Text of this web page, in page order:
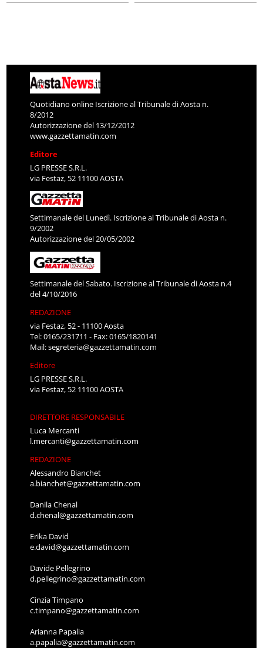
Quotidiano online Iscrizione al Tribunale di Aosta n.
8/2012
Autorizzazione del 13/12/2012
www.gazzettamatin.com
Editore
LG PRESSE S.R.L.
via Festaz, 52 11100 AOSTA
Settimanale del Lunedì. Iscrizione al Tribunale di Aosta n.
9/2002
Autorizzazione del 20/05/2002
Settimanale del Sabato. Iscrizione al Tribunale di Aosta n.4
del 4/10/2016
REDAZIONE
via Festaz, 52 - 11100 Aosta
Tel: 0165/231711 - Fax: 0165/1820141
Mail:segreteria@gazzettamatin.com
Editore
LG PRESSE S.R.L.
via Festaz, 52 11100 AOSTA
DIRETTORE RESPONSABILE
Luca Mercanti
l.mercanti@gazzettamatin.com
REDAZIONE
Alessandro Bianchet
a.bianchet@gazzettamatin.com
Danila Chenal
d.chenal@gazzettamatin.com
Erika David
e.david@gazzettamatin.com
Davide Pellegrino
d.pellegrino@gazzettamatin.com
Cinzia Timpano
c.timpano@gazzettamatin.com
Arianna Papalia
a.papalia@gazzettamatin.com